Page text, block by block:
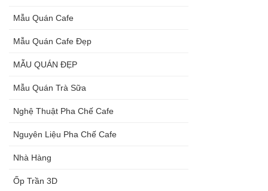
Mẫu Quán Cafe
Mẫu Quán Cafe Đẹp
MẪU QUÁN ĐẸP
Mẫu Quán Trà Sữa
Nghệ Thuật Pha Chế Cafe
Nguyên Liệu Pha Chế Cafe
Nhà Hàng
Ốp Trần 3D